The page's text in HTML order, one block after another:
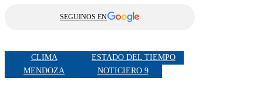
SEGUINOS EN
CLIMA
ESTADO DEL TIEMPO
MENDOZA
NOTICIERO 9